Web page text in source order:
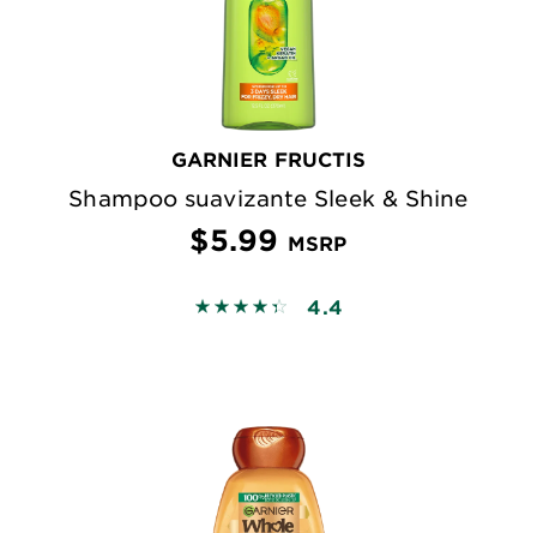
GARNIER FRUCTIS
Shampoo suavizante Sleek & Shine
$5.99 MSRP
4.3695 out of 5 stars based on
4.4